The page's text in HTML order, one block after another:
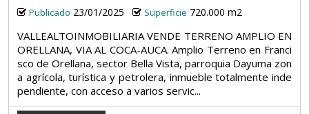
Publicado 23/01/2025 Superficie 720.000 m2
VALLEALTOINMOBILIARIA VENDE TERRENO AMPLIO EN
ORELLANA, VIA AL COCA-AUCA. Amplio Terreno en Franci
sco de Orellana, sector Bella Vista, parroquia Dayuma zon
a agrícola, turística y petrolera, inmueble totalmente inde
pendiente, con acceso a varios servic...